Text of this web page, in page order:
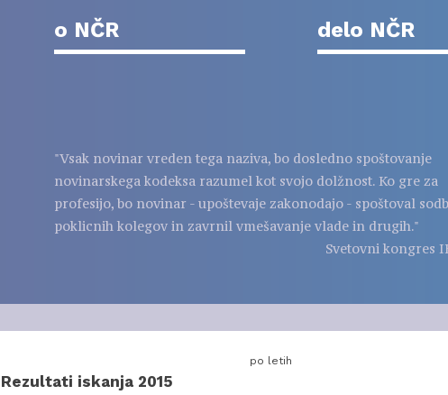
o NČR delo NČR
"Vsak novinar vreden tega naziva, bo dosledno spoštovanje
novinarskega kodeksa razumel kot svojo dolžnost. Ko gre za
profesijo, bo novinar - upoštevaje zakonodajo - spoštoval
poklicnih kolegov in zavrnil vmešavanje vlade in drugih."
Svetovni kongres
Rezultati iskanja 2015
po letih